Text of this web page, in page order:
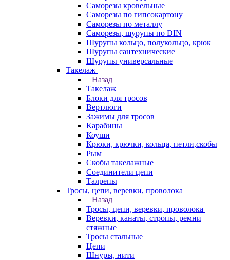
Саморезы кровельные
Саморезы по гипсокартону
Саморезы по металлу
Саморезы, шурупы по DIN
Шурупы кольцо, полукольцо, крюк
Шурупы сантехнические
Шурупы универсальные
Такелаж
Назад
Такелаж
Блоки для тросов
Вертлюги
Зажимы для тросов
Карабины
Коуши
Крюки, крючки, кольца, петли,скобы
Рым
Скобы такелажные
Соединители цепи
Талрепы
Тросы, цепи, веревки, проволока
Назад
Тросы, цепи, веревки, проволока
Веревки, канаты, стропы, ремни
стяжные
Тросы стальные
Цепи
Шнуры, нити